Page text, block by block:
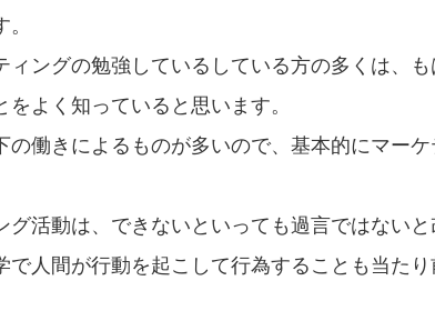
ィングの勉強しているしている方の多くは、
よく知っていると思います。
の働きによるものが多いので、基本的にマー
活動は、できないといっても過言ではないと
で人間が行動を起こして行為することも当た